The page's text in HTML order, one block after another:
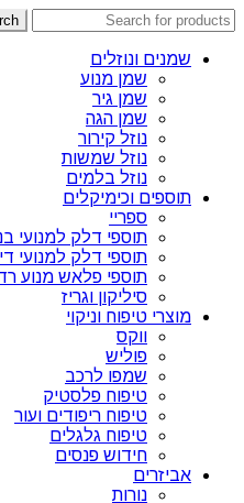
שמנים ונוזלים
שמן מנוע
שמן גיר
שמן הגה
נוזל קירור
נוזל שמשות
נוזל בלמים
תוספים וכימיקלים
ספריי
תוספי דלק למנועי
תוספי דלק למנועי
תוספי פלאש מנוע
סיליקון וגריז
מוצרי טיפוח וניקוי
ווקס
פוליש
שמפו לרכב
טיפוח פלסטיק
טיפוח ריפודים ועור
טיפוח גלגלים
חידוש פנסים
אביזרים
נורות